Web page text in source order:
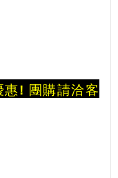
惠! 團購請洽客